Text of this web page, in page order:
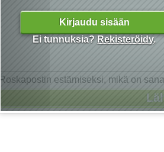
Kirjaudu sisään
Ei tunnuksia? Rekisteröidy.
Roskapostin estämiseksi, mikä on